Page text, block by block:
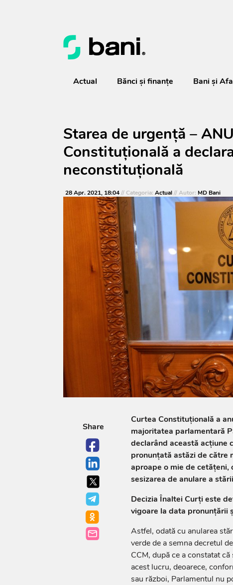
Actual Bănci şi finanţe Bani și
Starea de urgență –
Constituțională a
neconstituțională
28 Apr. 2021, 18:04// Categoria: Actual// Autor: MD Bani
Share
Curtea Constituțională a
majoritatea parlamentară
declarând această acțiune
pronunțată astăzi de către
aproape o mie de
sesizarea de anulare a
Decizia Înaltei Curți este
vigoare la data pronunțării
Astfel, odată cu anularea
verde de a semna decretul
CCM, după ce a constatat
acest lucru, deoarece,
sau război, Parlamentul nu